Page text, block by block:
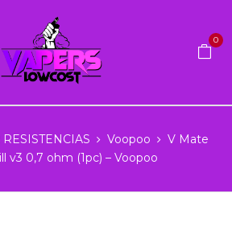
0
Voopoo
V Mate
v3 0,7 ohm (1pc) – Voopoo